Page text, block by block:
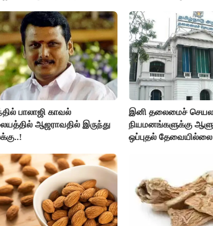
பாலாஜி காவல்
ஆஜராவதில் இருந்து
இனி தலைமைச்
நியமனங்களுக்கு
ஒப்புதல் தேவையில்லை